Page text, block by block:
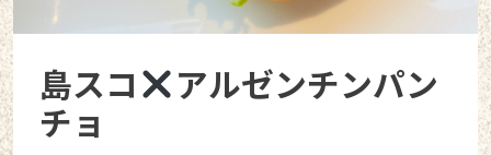
島スコ アルゼンチンパン
チョ